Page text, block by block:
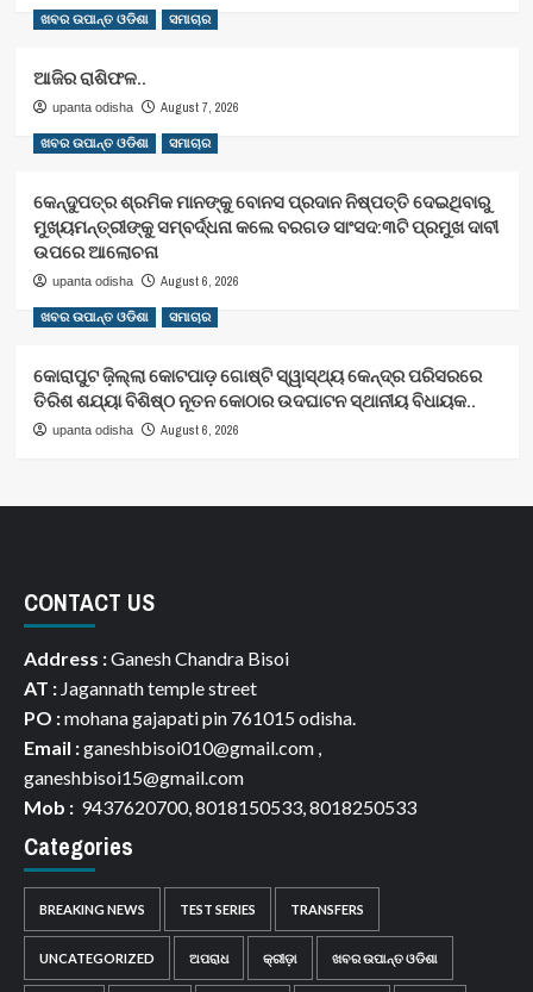
ଖବର ଉପାନ୍ତ ଓଡିଶା ସମାଚାର
ଆଜିର ରାଶିଫଳ..
upanta odisha August 7, 2026
ଖବର ଉପାନ୍ତ ଓଡିଶା ସମାଚାର
କେନ୍ଦୁପତ୍ର ଶ୍ରମିକ ମାନଙ୍କୁ ବୋନସ ପ୍ରଦାନ ନିଷ୍ପତ୍ତି ଦେଇଥିବାରୁ
ମୁଖ୍ୟମନ୍ତ୍ରୀଙ୍କୁ ସମ୍ବର୍ଦ୍ଧନା କଲେ ବରଗଡ ସାଂସଦ:୩ଟି ପ୍ରମୁଖ ଦାବୀ
ଉପରେ ଆଲୋଚନା
upanta odisha August 6, 2026
ଖବର ଉପାନ୍ତ ଓଡିଶା ସମାଚାର
କୋରାପୁଟ ଜ଼ିଲ୍ଲା କୋଟପାଡ଼ ଗୋଷ୍ଟି ସ୍ୱାସ୍ଥ୍ୟ କେନ୍ଦ୍ର ପରିସରରେ
ତିରିଶ ଶଯ୍ୟା ବିଶିଷ୍ଠ ନୂତନ କୋଠାର ଉଦଘାଟନ ସ୍ଥାନୀୟ ବିଧାୟକ..
upanta odisha August 6, 2026
CONTACT US
Address :Ganesh Chandra Bisoi
AT : Jagannath temple street
PO :mohana gajapati pin 761015 odisha.
Email :ganeshbisoi010@gmail.com ,
ganeshbisoi15@gmail.com
Mob : 9437620700, 8018150533, 8018250533
Categories
BREAKING NEWS TEST SERIES TRANSFERS
UNCATEGORIZED ଅପରାଧ କ୍ରୀଡ଼ା ଖବର ଉପାନ୍ତ ଓଡିଶା